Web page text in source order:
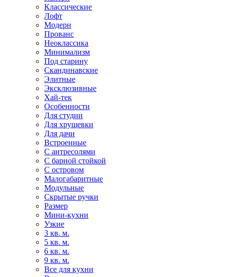
Классические
Лофт
Модерн
Прованс
Неоклассика
Минимализм
Под старину
Скандинавские
Элитные
Эксклюзивные
Хай-тек
Особенности
Для студии
Для хрущевки
Для дачи
Встроенные
С антресолями
С барной стойкой
С островом
Малогабаритные
Модульные
Скрытые ручки
Размер
Мини-кухни
Узкие
3 кв. м.
5 кв. м.
6 кв. м.
9 кв. м.
Все для кухни